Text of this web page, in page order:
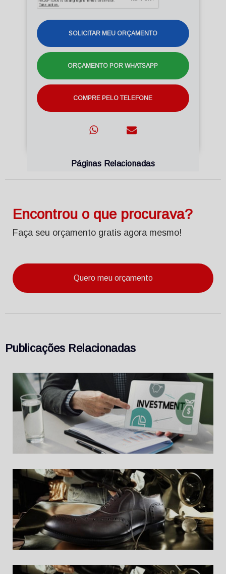
SOLICITAR MEU ORÇAMENTO
ORÇAMENTO POR WHATSAPP
COMPRE PELO TELEFONE
Páginas Relacionadas
Encontrou o que procurava?
Faça seu orçamento gratis agora mesmo!
Quero meu orçamento
Publicações Relacionadas